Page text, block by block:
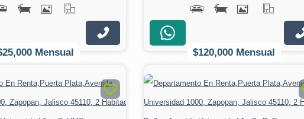
Mensual $120,000 Mensual